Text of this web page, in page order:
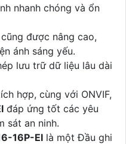
nhanh chóng và ổn
được nâng cao,
ánh sáng yếu.
lưu trữ dữ liệu lâu dài
hợp, cùng với ONVIF,
đáp ứng tốt các yêu
sát an ninh.
16P-EI là một Đầu ghi